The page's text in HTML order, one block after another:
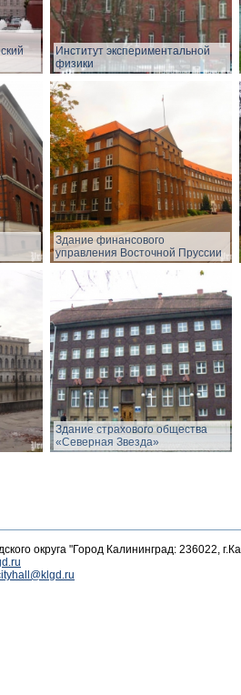
Институт экспериментальной
физики
Здание финансового
управления Восточной Пруссии
Здание страхового общества
«Северная Звезда»
округа "Город Калининград: 236022,